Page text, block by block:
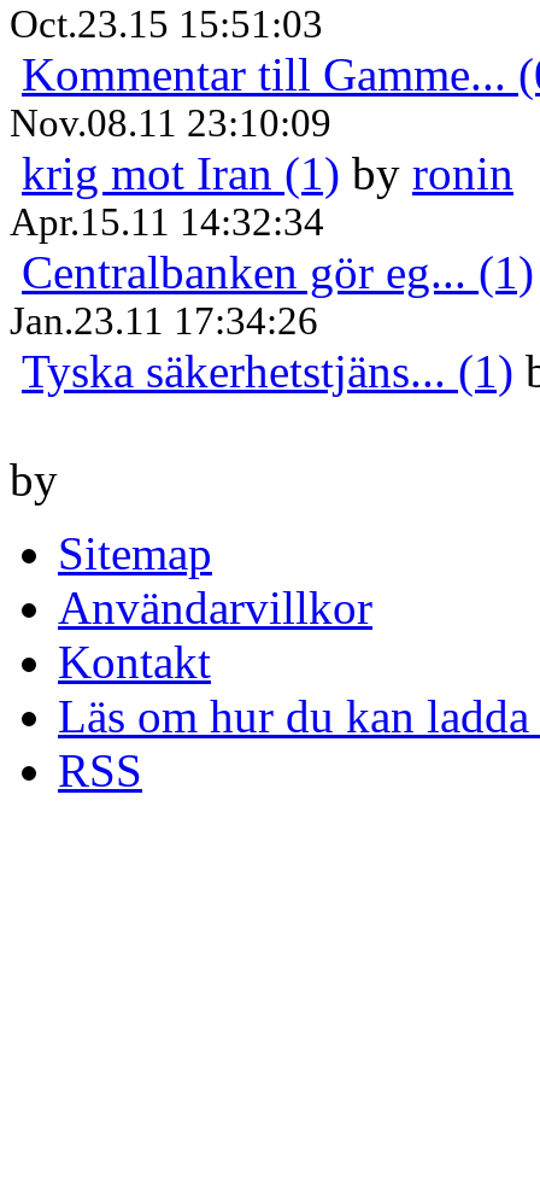
Oct.23.15 15:51:03
Kommentar till Gamme...
Nov.08.11 23:10:09
krig mot Iran (1) by ronin
Apr.15.11 14:32:34
Centralbanken gör eg... (1)
Jan.23.11 17:34:26
Tyska säkerhetstjäns... (1)
by
Sitemap
Användarvillkor
Kontakt
Läs om hur du kan
RSS